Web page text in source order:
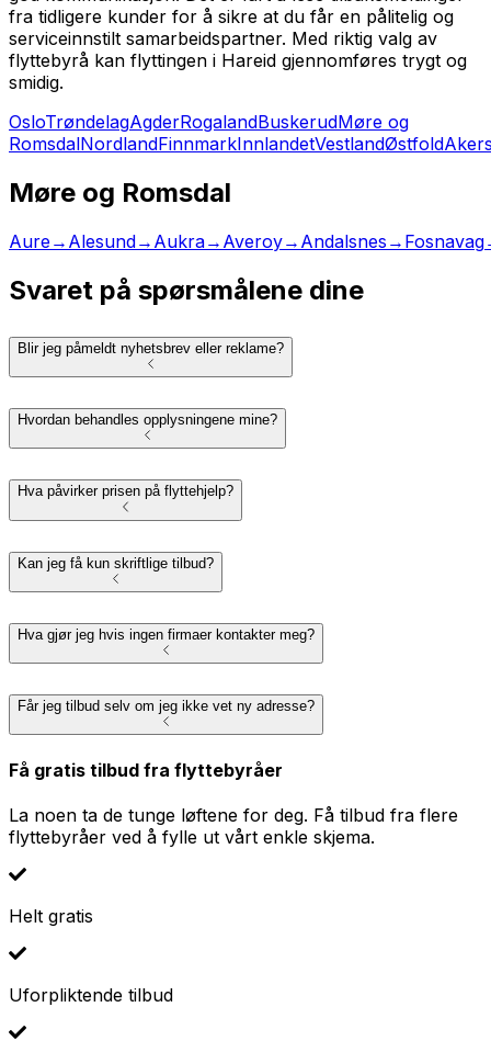
fra tidligere kunder for å sikre at du får en pålitelig og
serviceinnstilt samarbeidspartner. Med riktig valg av
flyttebyrå kan flyttingen i Hareid gjennomføres trygt og
smidig.
OsloTrøndelagAgderRogalandBuskerudMøre og
RomsdalNordlandFinnmarkInnlandetVestlandØstfold
Møre og Romsdal
Aure→ Alesund→ Aukra→ Averoy→ Andalsnes → Fosnavag
Svaret på spørsmålene dine
Blir jeg påmeldt nyhetsbrev eller reklame?
Hvordan behandles opplysningene mine?
Hva påvirker prisen på flyttehjelp?
Kan jeg få kun skriftlige tilbud?
Hva gjør jeg hvis ingen firmaer kontakter meg?
Får jeg tilbud selv om jeg ikke vet ny adresse?
Få gratis tilbud fra flyttebyråer
La noen ta de tunge løftene for deg. Få tilbud fra flere
flyttebyråer ved å fylle ut vårt enkle skjema.
Helt gratis
Uforpliktende tilbud